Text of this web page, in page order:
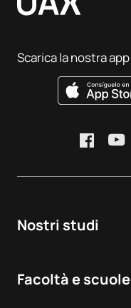
Nostri studi
Facoltà e scuole
Scarica la nostra app